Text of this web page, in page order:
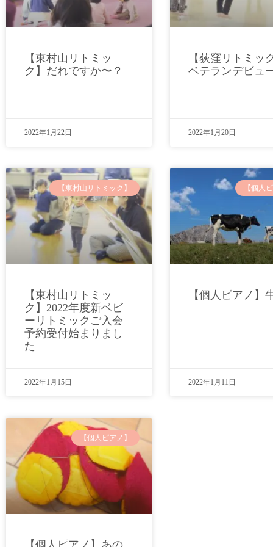
【東村山リトミッ
ク】だれですか〜？
2022年1月22日
【荻窪リトミッ
ベテランデビュ
2022年1月20日
【東村山リトミック】
【東村山リトミッ
ク】2022年度新ベビ
ーリトミックご入会
予約受付始まりまし
た
2022年1月15日
【個人
【個人ピアノ】
2022年1月11日
【個人ピアノ】
【個人ピアノ】あの